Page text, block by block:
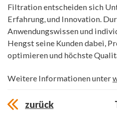
Filtration entscheiden sich
Erfahrung, und Innovation.
Anwendungswissen und
Hengst seine Kunden dabei,
optimieren und höchste
Weitere Informationen unter
zurück